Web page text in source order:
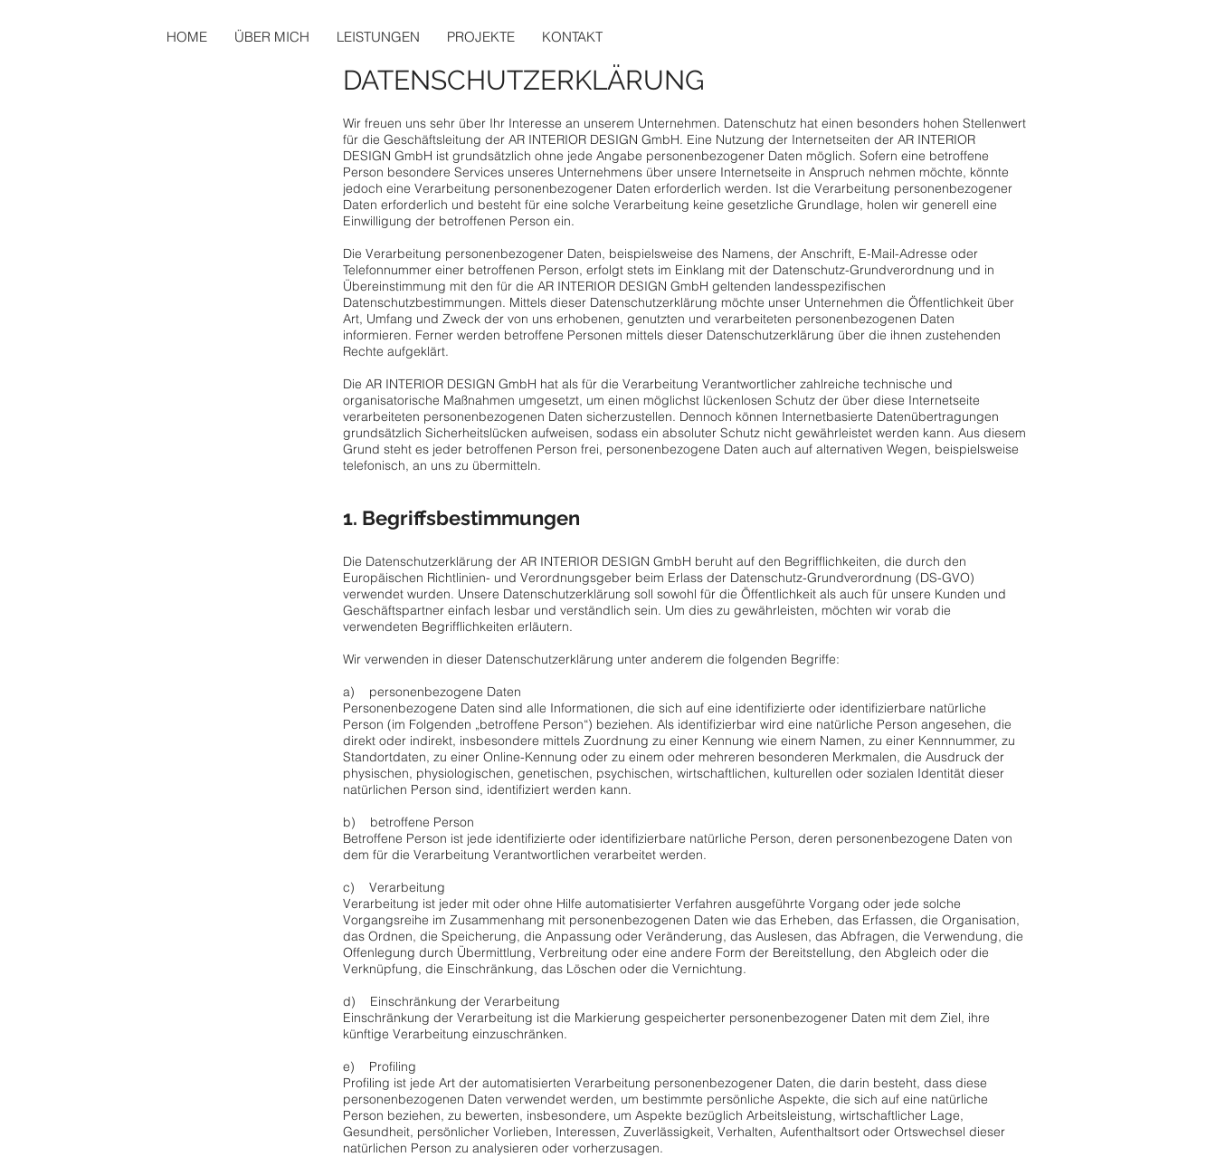
HOME ÜBER MICH LEISTUNGEN PROJEKTE KONTAKT
DATENSCHUTZERKLÄRUNG
Wir freuen uns sehr über Ihr Interesse an unserem Unternehmen. Datenschutz hat einen besonders hohen Stellenwert
für die Geschäftsleitung der AR INTERIOR DESIGN GmbH. Eine Nutzung der Internetseiten der AR INTERIOR
DESIGN GmbH ist grundsätzlich ohne jede Angabe personenbezogener Daten möglich. Sofern eine betroffene
Person besondere Services unseres Unternehmens über unsere Internetseite in Anspruch nehmen möchte, könnte
jedoch eine Verarbeitung personenbezogener Daten erforderlich werden. Ist die Verarbeitung personenbezogener
Daten erforderlich und besteht für eine solche Verarbeitung keine gesetzliche Grundlage, holen wir generell eine
Einwilligung der betroffenen Person ein.
Die Verarbeitung personenbezogener Daten, beispielsweise des Namens, der Anschrift, E-Mail-Adresse oder
Telefonnummer einer betroffenen Person, erfolgt stets im Einklang mit der Datenschutz-Grundverordnung und in
Übereinstimmung mit den für die AR INTERIOR DESIGN GmbH geltenden landesspezifischen
Datenschutzbestimmungen. Mittels dieser Datenschutzerklärung möchte unser Unternehmen die Öffentlichkeit über
Art, Umfang und Zweck der von uns erhobenen, genutzten und verarbeiteten personenbezogenen Daten
informieren. Ferner werden betroffene Personen mittels dieser Datenschutzerklärung über die ihnen zustehenden
Rechte aufgeklärt.
Die AR INTERIOR DESIGN GmbH hat als für die Verarbeitung Verantwortlicher zahlreiche technische und
organisatorische Maßnahmen umgesetzt, um einen möglichst lückenlosen Schutz der über diese Internetseite
verarbeiteten personenbezogenen Daten sicherzustellen. Dennoch können Internetbasierte Datenübertragungen
grundsätzlich Sicherheitslücken aufweisen, sodass ein absoluter Schutz nicht gewährleistet werden kann. Aus diesem
Grund steht es jeder betroffenen Person frei, personenbezogene Daten auch auf alternativen Wegen, beispielsweise
telefonisch, an uns zu übermitteln.
1. Begriffsbestimmungen
Die Datenschutzerklärung der AR INTERIOR DESIGN GmbH beruht auf den Begrifflichkeiten, die durch den
Europäischen Richtlinien- und Verordnungsgeber beim Erlass der Datenschutz-Grundverordnung (DS-GVO)
verwendet wurden. Unsere Datenschutzerklärung soll sowohl für die Öffentlichkeit als auch für unsere Kunden und
Geschäftspartner einfach lesbar und verständlich sein. Um dies zu gewährleisten, möchten wir vorab die
verwendeten Begrifflichkeiten erläutern.
Wir verwenden in dieser Datenschutzerklärung unter anderem die folgenden Begriffe:
a) personenbezogene Daten
Personenbezogene Daten sind alle Informationen, die sich auf eine identifizierte oder identifizierbare natürliche
Person (im Folgenden „betroffene Person“) beziehen. Als identifizierbar wird eine natürliche Person angesehen, die
direkt oder indirekt, insbesondere mittels Zuordnung zu einer Kennung wie einem Namen, zu einer Kennnummer, zu
Standortdaten, zu einer Online-Kennung oder zu einem oder mehreren besonderen Merkmalen, die Ausdruck der
physischen, physiologischen, genetischen, psychischen, wirtschaftlichen, kulturellen oder sozialen Identität dieser
natürlichen Person sind, identifiziert werden kann.
b) betroffene Person
Betroffene Person ist jede identifizierte oder identifizierbare natürliche Person, deren personenbezogene Daten von
dem für die Verarbeitung Verantwortlichen verarbeitet werden.
c) Verarbeitung
Verarbeitung ist jeder mit oder ohne Hilfe automatisierter Verfahren ausgeführte Vorgang oder jede solche
Vorgangsreihe im Zusammenhang mit personenbezogenen Daten wie das Erheben, das Erfassen, die Organisation,
das Ordnen, die Speicherung, die Anpassung oder Veränderung, das Auslesen, das Abfragen, die Verwendung, die
Offenlegung durch Übermittlung, Verbreitung oder eine andere Form der Bereitstellung, den Abgleich oder die
Verknüpfung, die Einschränkung, das Löschen oder die Vernichtung.
d) Einschränkung der Verarbeitung
Einschränkung der Verarbeitung ist die Markierung gespeicherter personenbezogener Daten mit dem Ziel, ihre
künftige Verarbeitung einzuschränken.
e) Profiling
Profiling ist jede Art der automatisierten Verarbeitung personenbezogener Daten, die darin besteht, dass diese
personenbezogenen Daten verwendet werden, um bestimmte persönliche Aspekte, die sich auf eine natürliche
Person beziehen, zu bewerten, insbesondere, um Aspekte bezüglich Arbeitsleistung, wirtschaftlicher Lage,
Gesundheit, persönlicher Vorlieben, Interessen, Zuverlässigkeit, Verhalten, Aufenthaltsort oder Ortswechsel dieser
natürlichen Person zu analysieren oder vorherzusagen.